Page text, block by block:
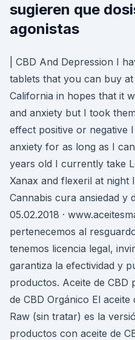
sugieren que
agonistas
| CBD And Depression I
tablets that you can buy
California in hopes that it
and anxiety but I took
effect positive or negative
anxiety for as long as I
years old I currently take
Xanax and flexeril at night
Cannabis cura ansiedad y
05.02.2018 ·
pertenecemos al
tenemos licencia legal,
garantiza la efectividad y
productos. Aceite de CBD
de CBD Orgánico El
Raw (sin tratar) es la
productos con aceite de